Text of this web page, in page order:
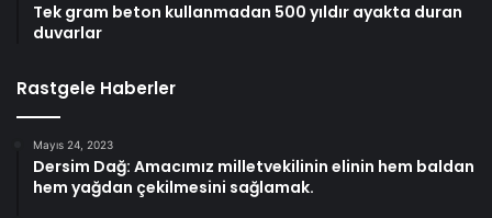
Tek gram beton kullanmadan 500 yıldır ayakta duran
duvarlar
Rastgele Haberler
Mayıs 24, 2023
Dersim Dağ: Amacımız milletvekilinin elinin hem baldan
hem yağdan çekilmesini sağlamak.